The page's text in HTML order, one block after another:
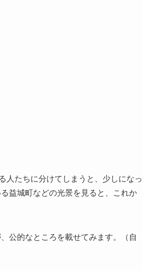
人たちに分けてしまうと、少しになっ
益城町などの光景を見ると、これか
公的なところを載せてみます。（自